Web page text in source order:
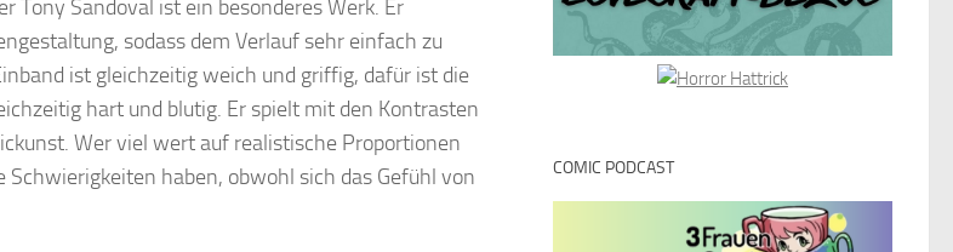
Tony Sandoval ist ein besonderes Werk. Er
sodass dem Verlauf sehr einfach zu
ist gleichzeitig weich und griffig, dafür ist die
hart und blutig. Er spielt mit den Kontrasten
Wer viel wert auf realistische Proportionen
haben, obwohl sich das Gefühl von
COMIC PODCAST